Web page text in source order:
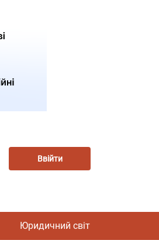
Ввійти
Юридичний світ